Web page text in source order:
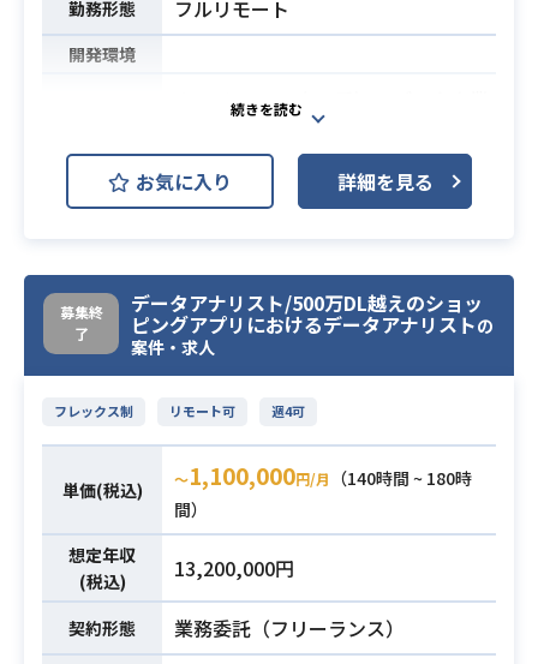
ます。
【選考フロー】
必須スキル
・データアナリストとしての実務経
験
・Python, SQLによるデータ加工、
・BIツールによるダッシュボード構
築経験
・モバイルアプリデータ解析経験
・直近でなくとも2~3年以上の参画現
く、継続して改善していける方を重
視しているため）
勤務形態 フルリモート
開発環境
クライアント（HR系）のデータ事業
部にてデータ抽出業務を担当いただ
きます。
主に戦略・方針策定のための実態の
クエリの「読み・書き」ができるだ
けでなく、ドメインへの深いキャッ
チアップ及び、依頼者側がどのよう
な用件でデータ抽出したいのかを汲
み取って使仕様検討・データ抽出が
必須スキル
・SQLを用いたデータ抽出経験
・Databricks、Redshift、BigQuery
での大量データのハンドリング経験
・Web システムに関する基本的な理
解と業務開発経験
お気に入り 詳細を見る
募集終
了
データアナリスト/500万DL越えのショッ
ピングアプリにおけるデータアナリストの
案件・求人
フレックス制 リモート可 週4可
単価(税込) 〜1,100,000円/月
（140時間 ~ 180時
間）
想定年収
(税込)
13,200,000円
契約形態 業務委託（フリーランス）